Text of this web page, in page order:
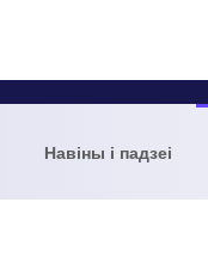
Навіны і падзеі